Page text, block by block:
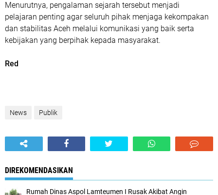
Menurutnya, pengalaman sejarah tersebut menjadi
pelajaran penting agar seluruh pihak menjaga kekompakan
dan stabilitas Aceh melalui komunikasi yang baik serta
kebijakan yang berpihak kepada masyarakat.
Red
News Publik
DIREKOMENDASIKAN
Rumah Dinas Aspol Lamteumen I Rusak Akibat Angin